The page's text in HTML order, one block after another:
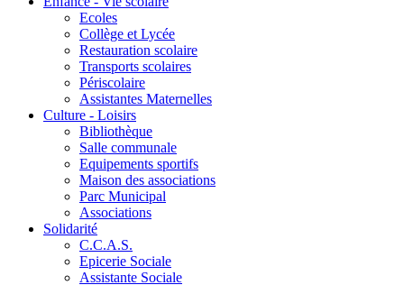
Ecoles
Collège et Lycée
Restauration scolaire
Transports scolaires
Périscolaire
Assistantes Maternelles
Culture - Loisirs
Bibliothèque
Salle communale
Equipements sportifs
Maison des associations
Parc Municipal
Associations
Solidarité
C.C.A.S.
Epicerie Sociale
Assistante Sociale